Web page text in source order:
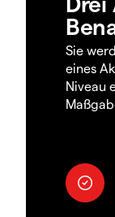
Sie
eines
Niveau